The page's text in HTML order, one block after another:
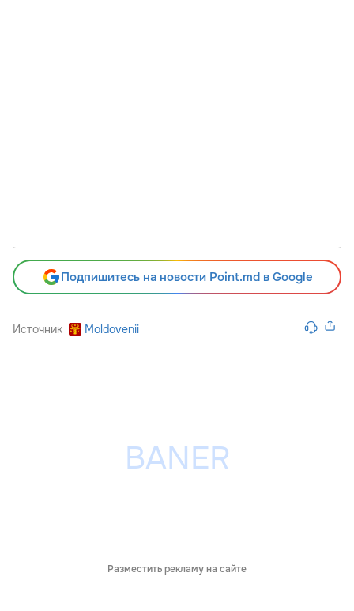
Подпишитесь на новости Point.md в Google
Источник Moldovenii
Разместить рекламу на сайте